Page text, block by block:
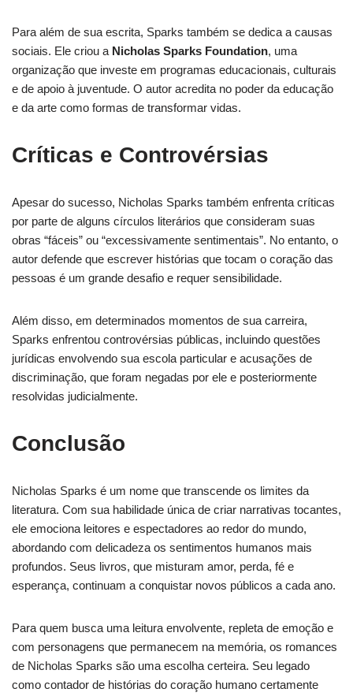
Para além de sua escrita, Sparks também se dedica a causas
sociais. Ele criou a Nicholas Sparks Foundation, uma
organização que investe em programas educacionais, culturais
e de apoio à juventude. O autor acredita no poder da educação
e da arte como formas de transformar vidas.
Críticas e Controvérsias
Apesar do sucesso, Nicholas Sparks também enfrenta críticas
por parte de alguns círculos literários que consideram suas
obras “fáceis” ou “excessivamente sentimentais”. No entanto, o
autor defende que escrever histórias que tocam o coração das
pessoas é um grande desafio e requer sensibilidade.
Além disso, em determinados momentos de sua carreira,
Sparks enfrentou controvérsias públicas, incluindo questões
jurídicas envolvendo sua escola particular e acusações de
discriminação, que foram negadas por ele e posteriormente
resolvidas judicialmente.
Conclusão
Nicholas Sparks é um nome que transcende os limites da
literatura. Com sua habilidade única de criar narrativas tocantes,
ele emociona leitores e espectadores ao redor do mundo,
abordando com delicadeza os sentimentos humanos mais
profundos. Seus livros, que misturam amor, perda, fé e
esperança, continuam a conquistar novos públicos a cada ano.
Para quem busca uma leitura envolvente, repleta de emoção e
com personagens que permanecem na memória, os romances
de Nicholas Sparks são uma escolha certeira. Seu legado
como contador de histórias do coração humano certamente